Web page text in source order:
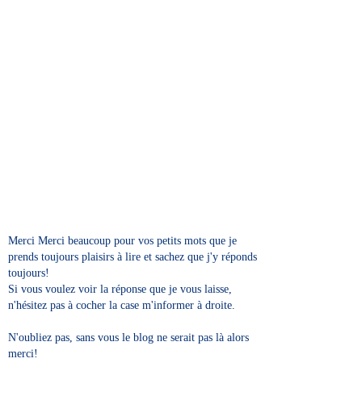
Merci Merci beaucoup pour vos petits mots que je
prends toujours plaisirs à lire et sachez que j'y réponds
toujours!
Si vous voulez voir la réponse que je vous laisse,
n'hésitez pas à cocher la case m'informer à droite.
N'oubliez pas, sans vous le blog ne serait pas là alors
merci!